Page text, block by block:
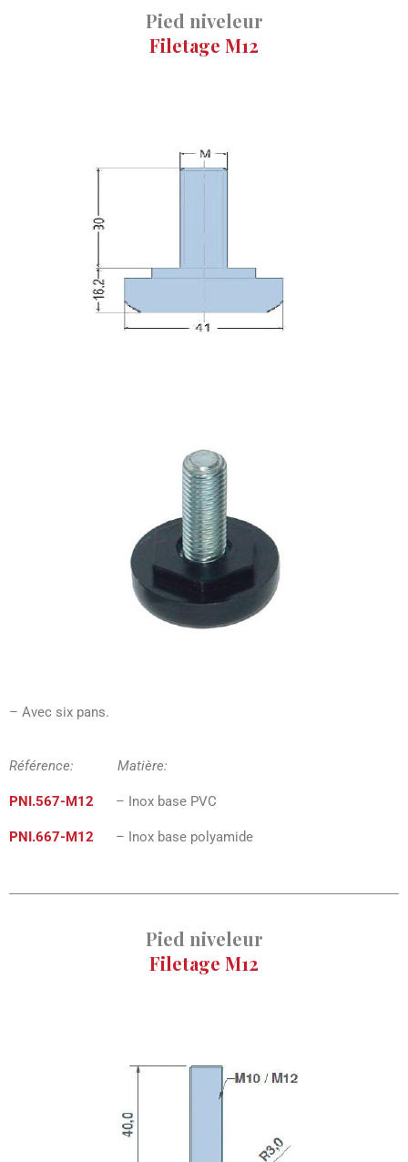
Pied niveleur
Filetage M12
– Avec six pans.
Référence: Matière:
PNI.567-M12 – Inox base PVC
PNI.667-M12 – Inox base polyamide
Pied niveleur
Filetage M12